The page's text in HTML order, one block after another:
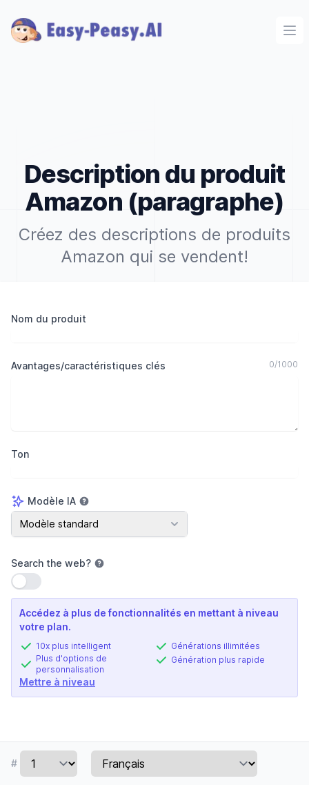
Description du produit
Amazon (paragraphe)
Créez des descriptions de produits
Amazon qui se vendent!
Nom du produit
Avantages/caractéristiques clés 0/1000
Ton
Modèle IA
Modèle IA
Modèle standard
Search the web?
Utiliser le paramètre
Accédez à plus de fonctionnalités en mettant à niveau
votre plan.
10x plus intelligent
Plus d'options de
personnalisation
Générations illimitées
Génération plus rapide
Mettre à niveau
#